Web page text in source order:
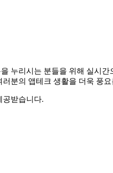
누리시는 분들을 위해 실시
분의 앱테크 생활을 더욱 풍
공받습니다.